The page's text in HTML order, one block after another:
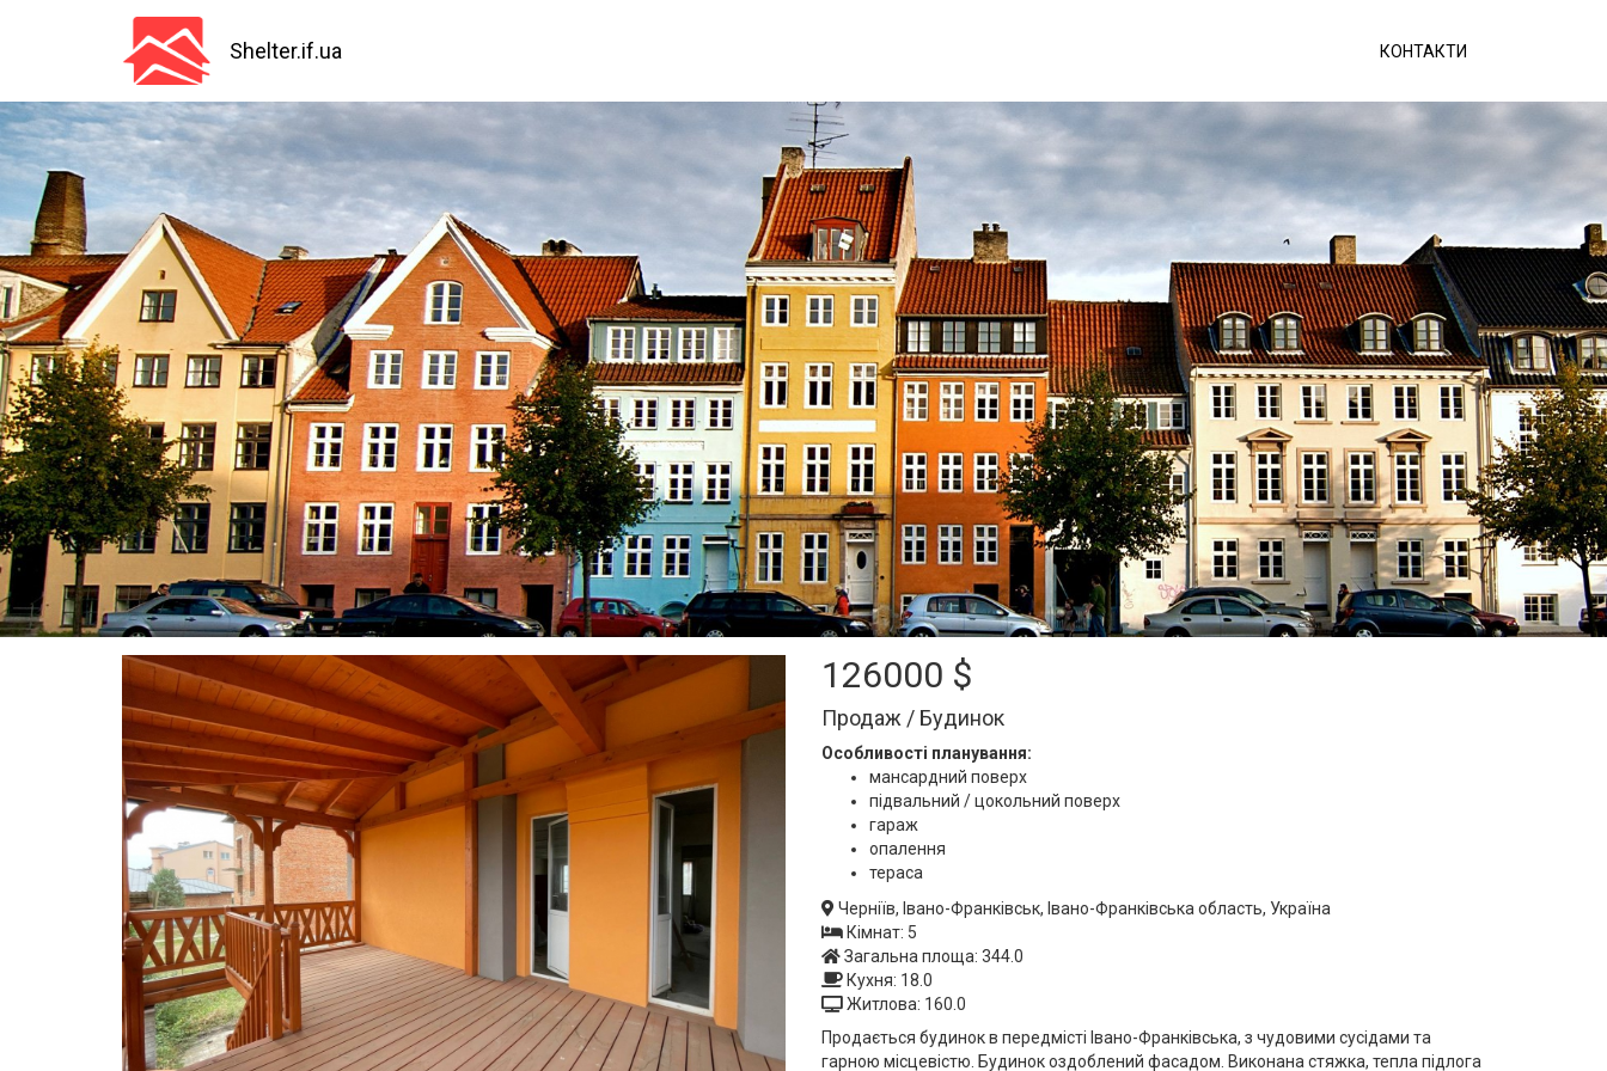
Shelter.if.ua КОНТАКТИ
126000 $
Продаж / Будинок
Особливості планування:
мансардний поверх
підвальний / цокольний поверх
гараж
опалення
тераса
Черніїв, Івано-Франківськ, Івано-Франківська область, Україна
Кімнат: 5
Загальна площа: 344.0
Кухня: 18.0
Житлова: 160.0
Продається будинок в передмісті Івано-Франківська, з чудовими сусідами та
гарною місцевістю. Будинок оздоблений фасадом. Виконана стяжка, тепла підлога